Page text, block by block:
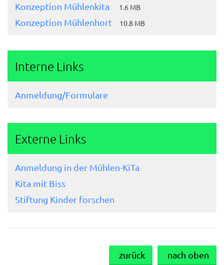
Konzeption Mühlenkita 1.6 MB
Konzeption Mühlenhort 10.8 MB
Interne Links
Anmeldung/Formulare
Externe Links
Anmeldung in der Mühlen-KiTa
Kita mit Biss
Stiftung Kinder forschen
nach oben
zurück